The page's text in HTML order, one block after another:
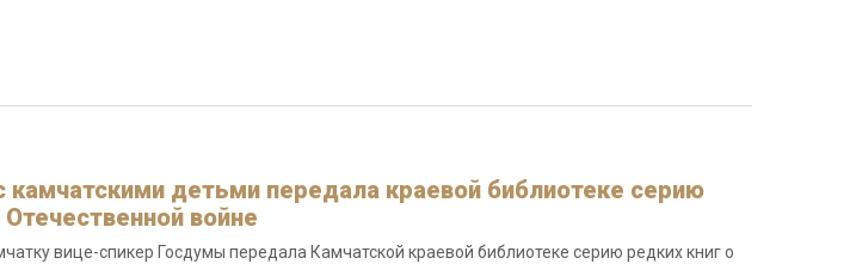
камчатскими детьми передала краевой библиотеке серию
войне
вице-спикер Госдумы передала Камчатской краевой библиотеке серию редких книг о